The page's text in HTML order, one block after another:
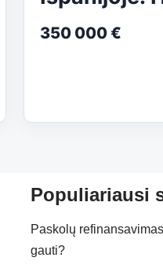
350 000 €
Populiariausi
Paskolų
gauti?